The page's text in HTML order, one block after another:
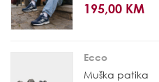
195,00 KM
Ecco
Muška patika